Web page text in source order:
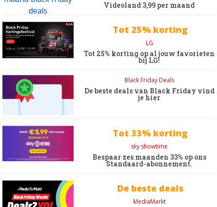
Videoland 3,99 per maand
Tot 25% korting
LG
Tot 25% korting op al jouw favorieten
bij LG!
Black Friday Deals
De beste deals van Black Friday vind
je hier
Tot 33% korting
sky showtime
Bespaar zes maanden 33% op ons
Standaard-abonnement.
De beste deals
MediaMarkt